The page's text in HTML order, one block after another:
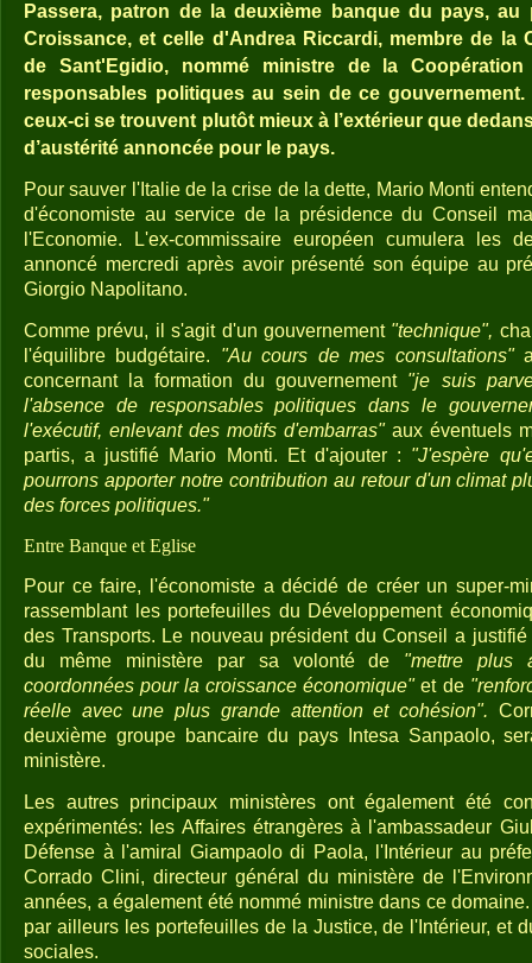
Passera, patron de la deuxième banque du pays,
Croissance, et celle d'Andrea Riccardi, membre de la
de Sant'Egidio, nommé ministre de la
responsables politiques au sein de ce gouvernement.
ceux-ci se trouvent plutôt mieux à l’extérieur que
d’austérité annoncée pour le pays.
Pour sauver l'Italie de la crise de la dette, Mario Monti
d'économiste au service de la présidence du Conseil
l'Economie. L'ex-commissaire européen cumulera les
annoncé mercredi après avoir présenté son équipe au
Giorgio Napolitano.
Comme prévu, il s'agit d'un gouvernement "technique",
l'équilibre budgétaire. "Au cours de mes consultations"
concernant la formation du gouvernement "je suis
l'absence de responsables politiques dans le
l'exécutif, enlevant des motifs d'embarras"aux éventuels
partis, a justifié Mario Monti. Et d'ajouter : "J'espère
pourrons apporter notre contribution au retour d'un climat
des forces politiques."
Entre Banque et Eglise
Pour ce faire, l'économiste a décidé de créer un super-
rassemblant les portefeuilles du Développement
des Transports. Le nouveau président du Conseil a
du même ministère par sa volonté de "mettre plus
coordonnées pour la croissance économique"et de
réelle avec une plus grande attention et cohésion".
deuxième groupe bancaire du pays Intesa Sanpaolo,
ministère.
Les autres principaux ministères ont également été
expérimentés: les Affaires étrangères à l'ambassadeur
Défense à l'amiral Giampaolo di Paola, l'Intérieur au
Corrado Clini, directeur général du ministère de
années, a également été nommé ministre dans ce
par ailleurs les portefeuilles de la Justice, de l'Intérieur, et
sociales.